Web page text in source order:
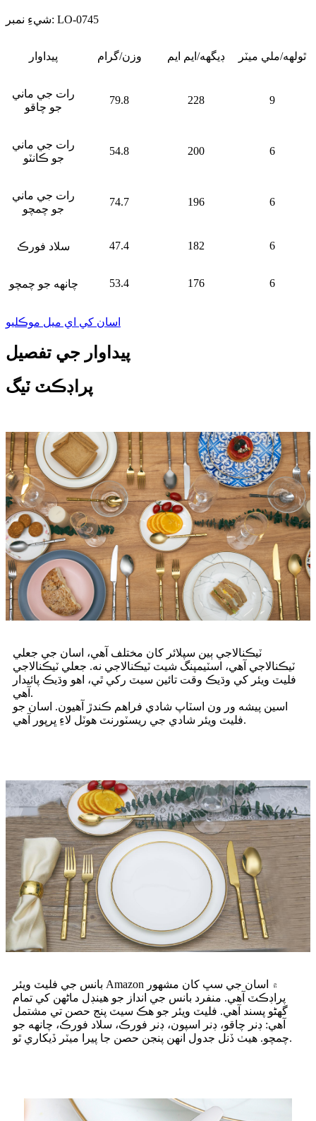
شيءِ نمبر: LO-0745
پيداوار وزن/گرام ڊيگهه/ايم ايم ٿولهه/ملي ميٽر
رات جي ماني
جو چاقو
79.8 228 9
رات جي ماني
جو ڪانٽو
54.8 200 6
رات جي ماني
جو چمچو
74.7 196 6
سلاد فورڪ 47.4 182 6
چانهه جو چمچو 53.4 176 6
اسان کي اي ميل موڪليو
پيداوار جي تفصيل
پراڊڪٽ ٽيگ
ٽيڪنالاجي ٻين سپلائر کان مختلف آهي، اسان جي جعلي
ٽيڪنالاجي آهي، اسٽيمپنگ شيٽ ٽيڪنالاجي نه. جعلي ٽيڪنالاجي
فليٽ ويئر کي وڌيڪ وقت تائين سيٽ رکي ٿي، اهو وڌيڪ پائيدار
آهي.
اسين پيشه ور ون اسٽاپ شادي فراهم ڪندڙ آهيون. اسان جو
فليٽ ويئر شادي جي ريسٽورنٽ هوٽل لاءِ ڀرپور آهي.
بانس جي فليٽ ويئر Amazon ۾ اسان جي سڀ کان مشهور
پراڊڪٽ آهي. منفرد بانس جي انداز جو هينڊل ماڻهن کي تمام
گهڻو پسند آهي. فليٽ ويئر جو هڪ سيٽ پنج حصن تي مشتمل
آهي: ڊنر چاقو، ڊنر اسپون، ڊنر فورڪ، سلاد فورڪ، چانهه جو
چمچو. هيٺ ڏنل جدول انهن پنجن حصن جا پيرا ميٽر ڏيکاري ٿو.